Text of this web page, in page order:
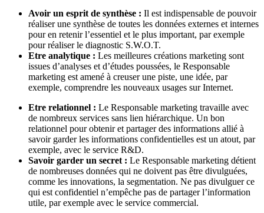
Avoir un esprit de synthèse : Il est indispensable de pouvoir
réaliser une synthèse de toutes les données externes et internes
pour en retenir l’essentiel et le plus important, par exemple
pour réaliser le diagnostic S.W.O.T.
Etre analytique : Les meilleures créations marketing sont
issues d’analyses et d’études poussées, le Responsable
marketing est amené à creuser une piste, une idée, par
exemple, comprendre les nouveaux usages sur Internet.
Etre relationnel : Le Responsable marketing travaille avec
de nombreux services sans lien hiérarchique. Un bon
relationnel pour obtenir et partager des informations allié à
savoir garder les informations confidentielles est un atout, par
exemple, avec le service R&D.
Savoir garder un secret : Le Responsable marketing détient
de nombreuses données qui ne doivent pas être divulguées,
comme les innovations, la segmentation. Ne pas divulguer ce
qui est confidentiel n’empêche pas de partager l’information
utile, par exemple avec le service commercial.